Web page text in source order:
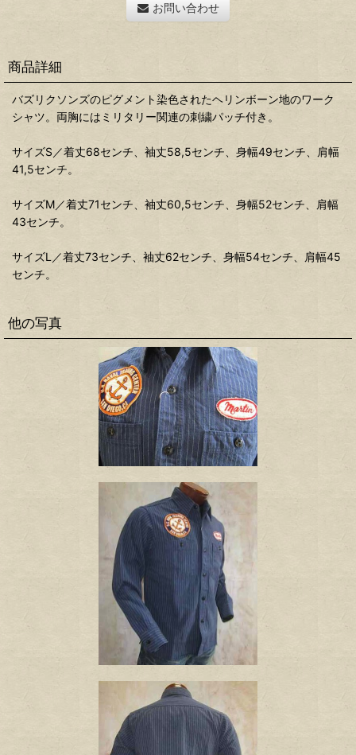
お問い合わせ
商品詳細
バズリクソンズのピグメント染色されたヘリンボーン地のワーク
シャツ。両胸にはミリタリー関連の刺繍パッチ付き。
サイズS／着丈68センチ、袖丈58,5センチ、身幅49センチ、肩幅
41,5センチ。
サイズM／着丈71センチ、袖丈60,5センチ、身幅52センチ、肩幅
43センチ。
サイズL／着丈73センチ、袖丈62センチ、身幅54センチ、肩幅45
センチ。
他の写真